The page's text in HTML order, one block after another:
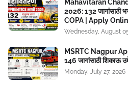
Mahavitaran
2026: 132
COPA | Apply
Wednesday, August
MSRTC Nagpur
146 जागांसाठी शिकाऊ
Monday, July 27, 2026